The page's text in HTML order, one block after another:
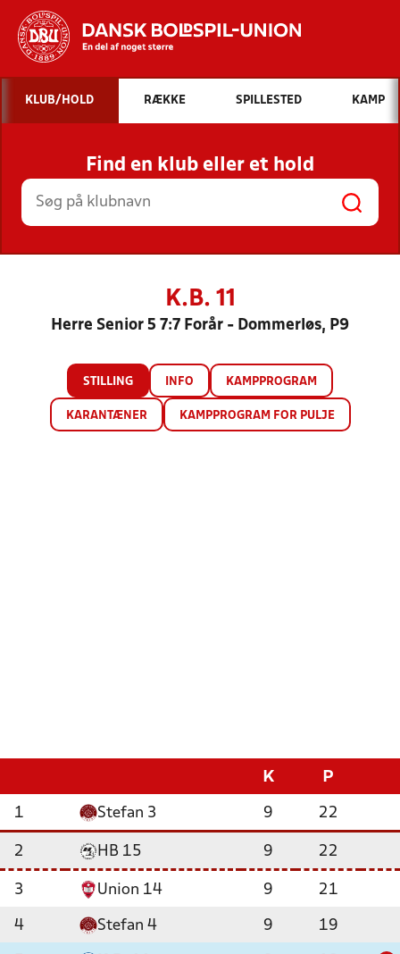
Hvad vil du søge efter?
INDHOLD OG NYHEDER
STILLINGER, RESULTATER, KLUBBER OG
HOLD
KLUB/HOLD RÆKKE SPILLESTED KAMP
Find en klub eller et hold
K.B. 11
Herre Senior 5 7:7 Forår - Dommerløs, P9
STILLING INFO KAMPPROGRAM
KARANTÆNER KAMPPROGRAM FOR PULJE
K P
1 Stefan 3 9 22
2 HB 15 9 22
3 Union 14 9 21
4 Stefan 4 9 19